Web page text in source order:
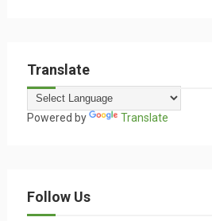
Translate
Powered by Translate
Follow Us